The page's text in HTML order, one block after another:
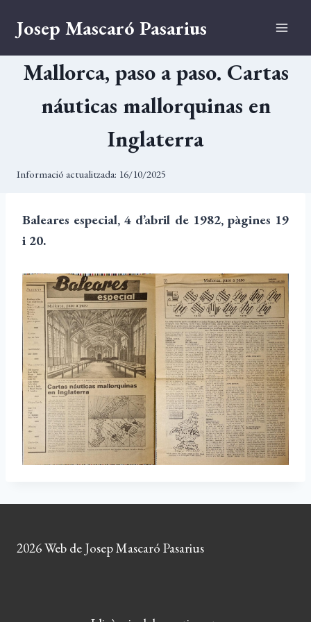
contingut
Josep Mascaró Pasarius
Mallorca, paso a paso. Cartas
náuticas mallorquinas en
Inglaterra
Informació actualitzada: 16/10/2025
Baleares especial, 4 d’abril de 1982, pàgines 19
i 20.
2026 Web de Josep Mascaró Pasarius